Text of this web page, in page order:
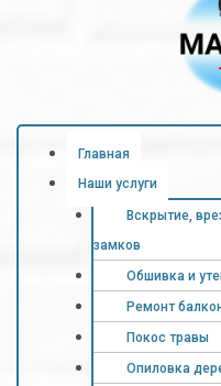
Главная
Наши услуги
Вскрытие,
замков
Обшивка и
Ремонт
Покос травы
Опиловка